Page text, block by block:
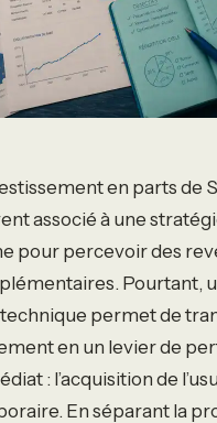
en parts de
associé à une
pour percevoir des
Pourtant,
permet de
en un levier de
: l’acquisition de
En séparant la